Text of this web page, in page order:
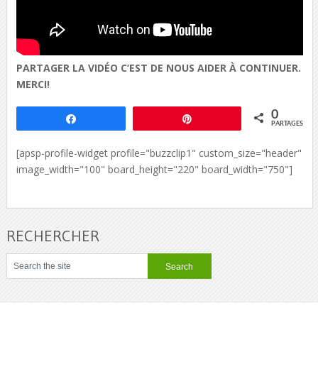
PARTAGER LA VIDÉO C’EST DE NOUS AIDER À CONTINUER.
MERCI!
0
PARTAGES
[apsp-profile-widget profile="buzzclip1" custom_size="header"
image_width="100" board_height="220" board_width="750"]
RECHERCHER